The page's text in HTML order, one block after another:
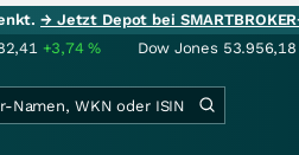
→ Jetzt Depot bei
+3,74% Dow Jones 53.956,18